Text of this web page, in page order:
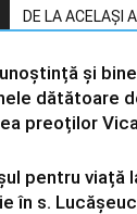
DE LA ACELAȘI
și
dătătoare
preoților
pentru viață
în s.